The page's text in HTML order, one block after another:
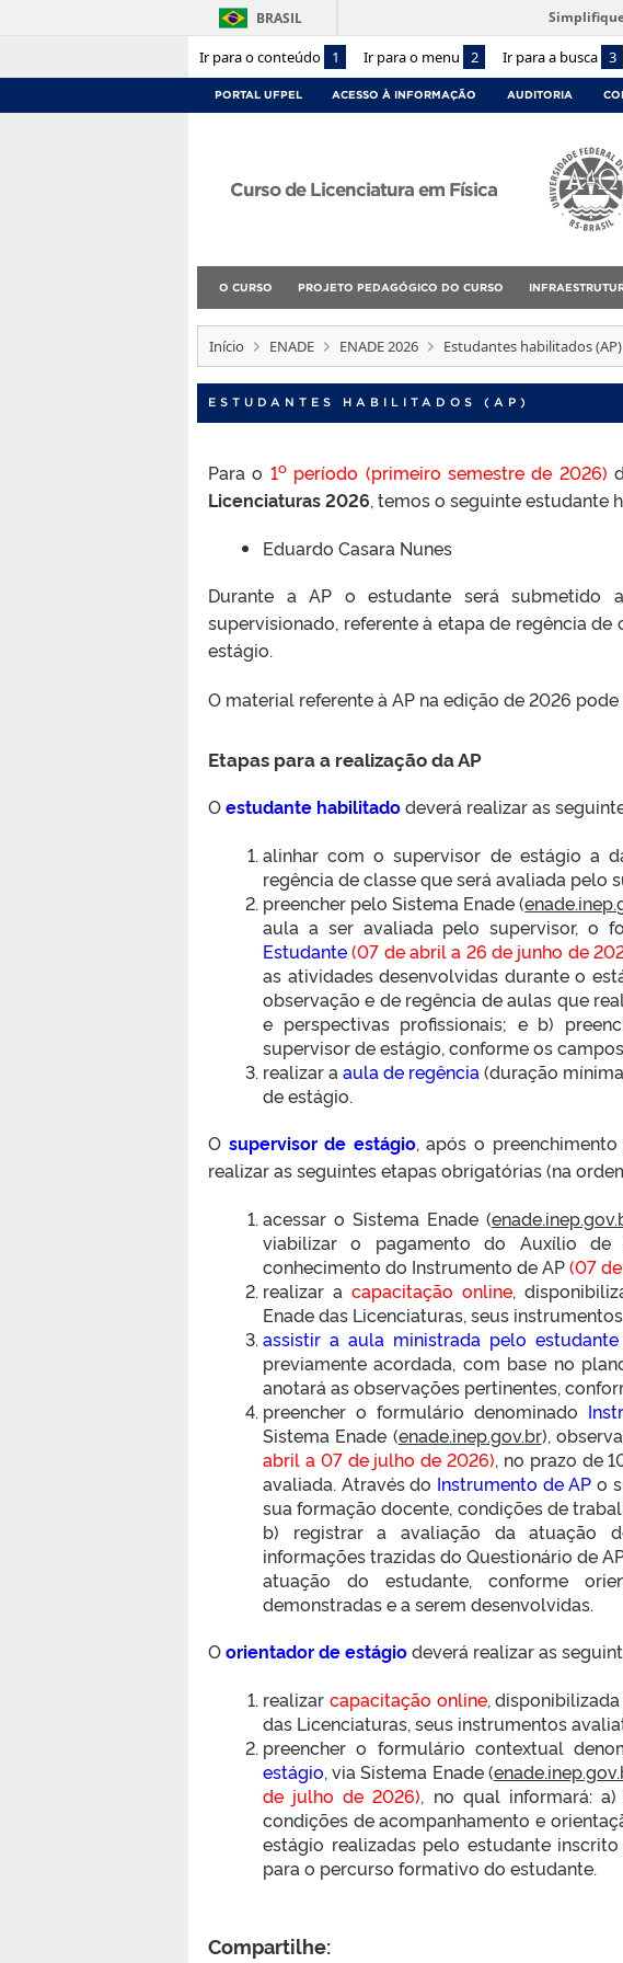
Ir para o conteúdo 1 Ir para o menu 2 Ir para a busca 3
BRASIL
PORTAL UFPEL ACESSO À INFORMAÇÃO AUDITORIA
Curso de Licenciatura em Física
O CURSO PROJETO PEDAGÓGICO DO CURSO
Início ENADE ENADE 2026 Estudantes habilitados (AP)
ESTUDANTES HABILITADOS (AP)
Para o 1operíodo (primeiro semestre de 2026)
Licenciaturas 2026, temos o seguinte estudante
Eduardo Casara Nunes
Durante a AP o estudante será
supervisionado, referente à etapa de regência
estágio.
O material referente à AP na edição de 2026
Etapas para a realização da AP
Oestudante habilitadodeverá realizar as
alinhar com o supervisor de estágio a
regência de classe que será avaliada pelo
preencher pelo Sistema Enade (
aula a ser avaliada pelo supervisor, o
Estudante(07 de abril a 26 de junho de
as atividades desenvolvidas durante o
observação e de regência de aulas que
e perspectivas profissionais; e b)
supervisor de estágio, conforme os
realizar a aula de regência (duração
de estágio.
O supervisor de estágio, após o
realizar as seguintes etapas obrigatórias (na
acessar o Sistema Enade (
viabilizar o pagamento do Auxílio de
conhecimento do Instrumento de AP(07
realizar a capacitação online,
Enade das Licenciaturas, seus
assistir a aula ministrada pelo estudante
previamente acordada, com base no
anotará as observações pertinentes,
preencher o formulário denominado
Sistema Enade (enade.inep.gov.br),
abril a 07 de julho de 2026), no prazo de
avaliada. Através do Instrumento de AP o
sua formação docente, condições de
b) registrar a avaliação da atuação
informações trazidas do Questionário de
atuação do estudante, conforme
demonstradas e a serem desenvolvidas.
Oorientador de estágiodeverá realizar as
realizar capacitação online,
das Licenciaturas, seus instrumentos
preencher o formulário contextual
estágio, via Sistema Enade (
de julho de 2026), no qual informará:
condições de acompanhamento e
estágio realizadas pelo estudante
para o percurso formativo do estudante.
Compartilhe: